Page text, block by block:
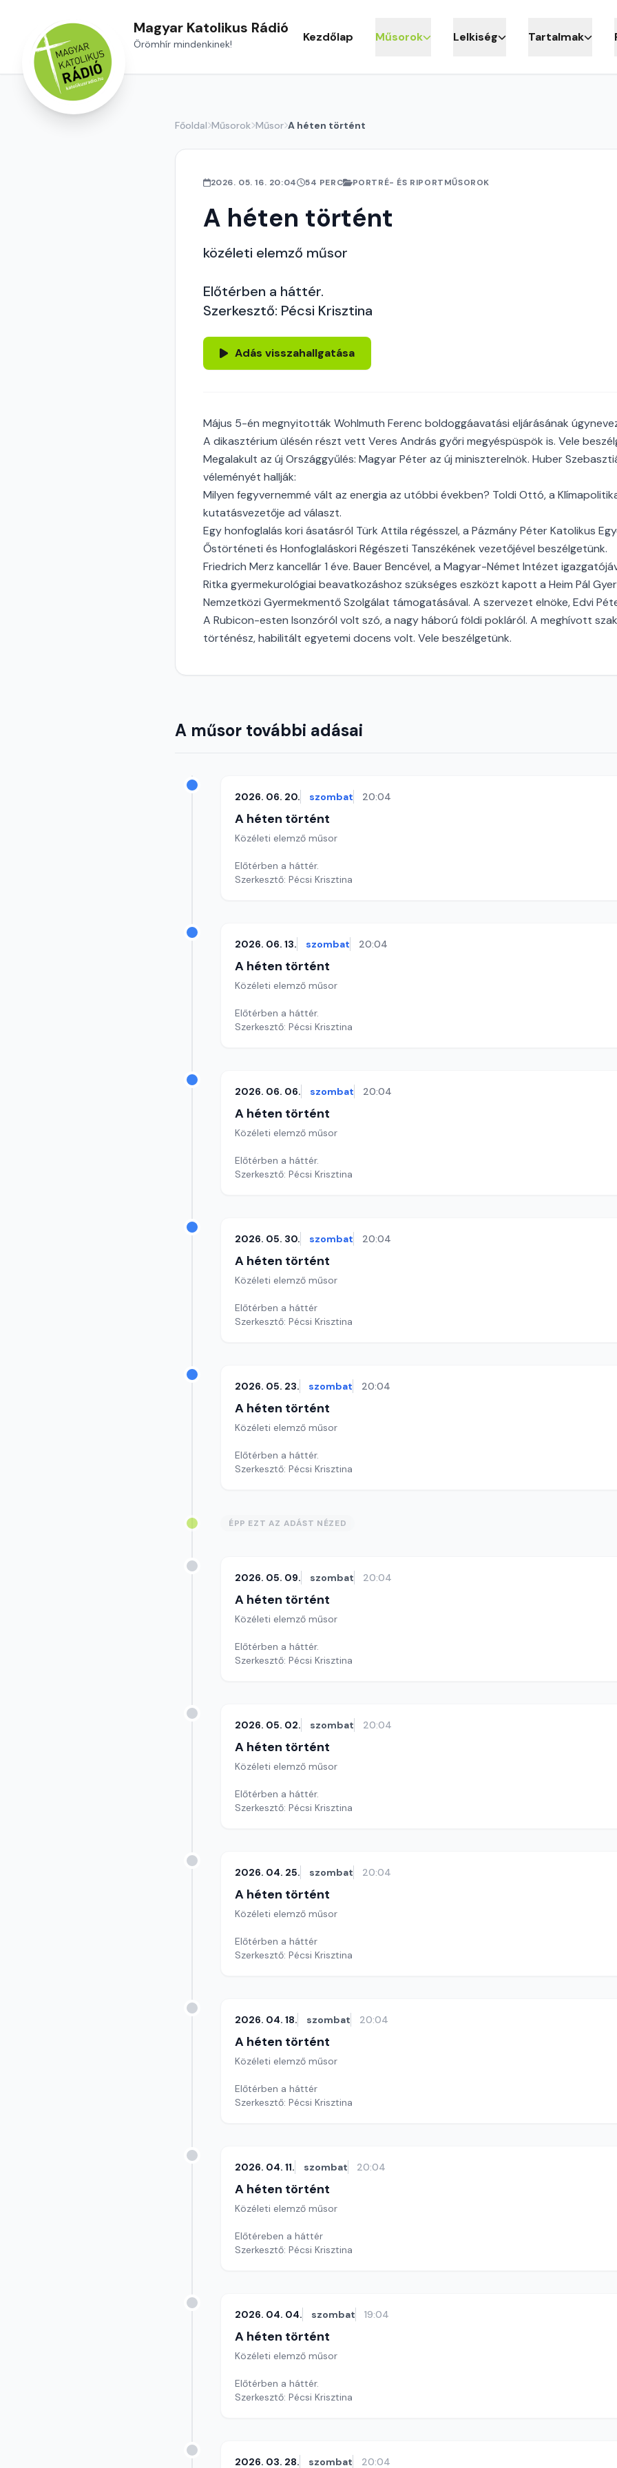
Magyar Katolikus Rádió
Örömhír mindenkinek! Kezdőlap Műsorok Lelkiség Tartalmak
Főoldal Műsorok Műsor A héten történt
2026. 05. 16. 20:04 54 PERC PORTRÉ- ÉS RIPORTMŰSOROK
A héten történt
közéleti elemző műsor
Előtérben a háttér.
Szerkesztő: Pécsi Krisztina
Adás visszahallgatása
Május 5-én megnyitották Wohlmuth Ferenc boldoggáavatási eljárásának
A dikasztérium ülésén részt vett Veres András győri megyéspüspök is. Vele
Megalakult az új Országgyűlés: Magyar Péter az új miniszterelnök. Huber
véleményét hallják:
Milyen fegyvernemmé vált az energia az utóbbi években? Toldi Ottó, a
kutatásvezetője ad választ.
Egy honfoglalás kori ásatásról Türk Attila régésszel, a Pázmány Péter Katolikus
Őstörténeti és Honfoglaláskori Régészeti Tanszékének vezetőjével beszélgetünk.
Friedrich Merz kancellár 1 éve. Bauer Bencével, a Magyar-Német Intézet
Ritka gyermekurológiai beavatkozáshoz szükséges eszközt kapott a Heim Pál
Nemzetközi Gyermekmentő Szolgálat támogatásával. A szervezet elnöke, Edvi
A Rubicon-esten Isonzóról volt szó, a nagy háború földi pokláról. A meghívott
történész, habilitált egyetemi docens volt. Vele beszélgetünk.
A műsor további adásai
2026. 06. 20. szombat 20:04
A héten történt
Közéleti elemző műsor
Előtérben a háttér.
Szerkesztő: Pécsi Krisztina
2026. 06. 13. szombat 20:04
A héten történt
Közéleti elemző műsor
Előtérben a háttér.
Szerkesztő: Pécsi Krisztina
2026. 06. 06. szombat 20:04
A héten történt
Közéleti elemző műsor
Előtérben a háttér.
Szerkesztő: Pécsi Krisztina
2026. 05. 30. szombat 20:04
A héten történt
Közéleti elemző műsor
Előtérben a háttér
Szerkesztő: Pécsi Krisztina
2026. 05. 23. szombat 20:04
A héten történt
Közéleti elemző műsor
Előtérben a háttér.
Szerkesztő: Pécsi Krisztina
ÉPP EZT AZ ADÁST NÉZED
2026. 05. 09. szombat 20:04
A héten történt
Közéleti elemző műsor
Előtérben a háttér.
Szerkesztő: Pécsi Krisztina
2026. 05. 02. szombat 20:04
A héten történt
Közéleti elemző műsor
Előtérben a háttér.
Szerkesztő: Pécsi Krisztina
2026. 04. 25. szombat 20:04
A héten történt
Közéleti elemző műsor
Előtérben a háttér
Szerkesztő: Pécsi Krisztina
2026. 04. 18. szombat 20:04
A héten történt
Közéleti elemző műsor
Előtérben a háttér
Szerkesztő: Pécsi Krisztina
2026. 04. 11. szombat 20:04
A héten történt
Közéleti elemző műsor
Előtéreben a háttér
Szerkesztő: Pécsi Krisztina
2026. 04. 04. szombat 19:04
A héten történt
Közéleti elemző műsor
Előtérben a háttér.
Szerkesztő: Pécsi Krisztina
2026. 03. 28. szombat 20:04